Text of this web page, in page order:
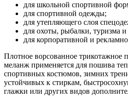
для школьной спортивной
для спортивной одежды;
для утепляющего слоя
для охоты, рыбалки, туризма
для корпоративной и
Плотное ворсованное трикотажное
меланж применяется для пошива
спортивных костюмов, зимних
устойчивых к стиркам,
глажки или других видов